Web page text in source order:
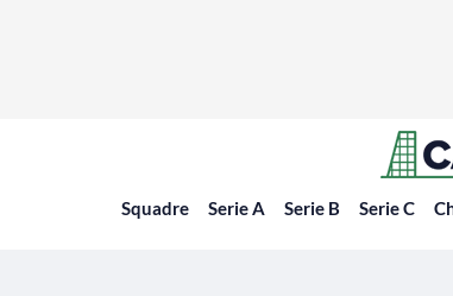
Squadre Serie A Serie B Serie C